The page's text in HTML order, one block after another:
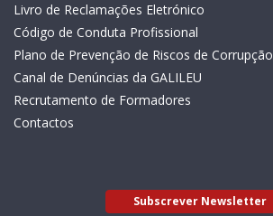
Livro de Reclamações Eletrónico
Código de Conduta Profissional
Plano de Prevenção de Riscos de Corrupção
Canal de Denúncias da GALILEU
Recrutamento de Formadores
Contactos
Subscrever Newsletter